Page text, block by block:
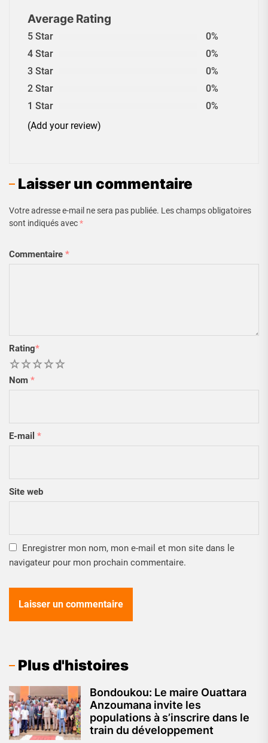
Average Rating
5 Star
0%
4 Star
0%
3 Star
0%
2 Star
0%
1 Star
0%
(Add your review)
Laisser un commentaire
Votre adresse e-mail ne sera pas publiée. Les champs obligatoires
sont indiqués avec*
Commentaire *
Rating*
5
4
3
2
Nom *
E-mail *
Site web
Enregistrer mon nom, mon e-mail et mon site dans le
navigateur pour mon prochain commentaire.
Plus d'histoires
Bondoukou: Le maire Ouattara
Anzoumana invite les
populations à s’inscrire dans le
train du développement